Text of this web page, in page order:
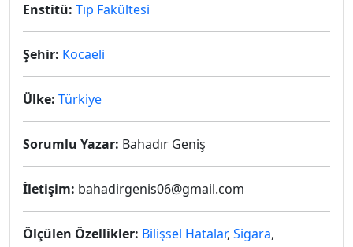
Enstitü: Tıp Fakültesi
Şehir: Kocaeli
Ülke: Türkiye
Sorumlu Yazar: Bahadır Geniş
İletişim: bahadirgenis06@gmail.com
Ölçülen Özellikler: Bilişsel Hatalar, Sigara,